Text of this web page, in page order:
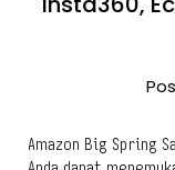
Amazon Big Spring